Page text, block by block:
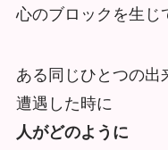
心のブロックを生じ
ある同じひとつの出
遭遇した時に
人がどのように